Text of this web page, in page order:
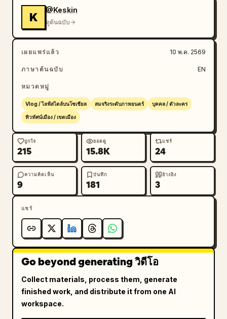
[00:03-00:05]
ฉากพีระมิดลูฟร์ กล้องเคลื่อนที่แบบไดนามิกหมุนรอบตัวเธอ
ในขณะที่เธอคว้ากล้องแล้ววิ่งไปทางพีระมิดแก้ว ตัดสลับ
อย่างรวดเร็วระหว่าง:
— หันกลับมามองแล้วยิ้ม
— ยิ้มกว้างระยะใกล้
— ช็อตแฟชั่นมุมต่ำ
— การเคลื่อนไหวแบบ Vlog ที่ถือกล้องถ่าย
เสียงกีตาร์ไฟฟ้าดังเข้มข้นขึ้น
[00:05-00:06]
มหาวิหารนอเทรอดาม เธอหันมาทางกล้องกะทันหันในขณะ
ที่ฝูงชนด้านหลังเคลื่อนไหวแบบ Time-lapse จนเบลอ เธอ
หัวเราะเสียงดังเป็นภาษาญี่ปุ่นว่า:
「ヤバい、映画みたい！！」
[00:06-00:08]
ตัดต่อภาพประตูชัยฝรั่งเศสอย่างรวดเร็ว:
— ช็อตมุมกว้างใต้ประตูชัย
— กระโดดหมุนตัวเปลี่ยนฉาก
— เดินตรงเข้ามาที่หน้าเลนส์
— ยิ้มให้กล้องระยะใกล้
— ภาพการจราจรในเมืองที่เร่งความเร็ว
K
@Keskin
ดูต้นฉบับ
เผยแพร่แล้ว 10 พ.ค. 2569
ภาษาต้นฉบับ EN
หมวดหมู่
Vlog / ไลฟ์สไตล์บนโซเชียล สมจริงระดับภาพยนตร์ บุคคล / ตัวละคร
ทิวทัศน์เมือง / เขตเมือง
ถูกใจ
215
ยอดดู
15.8K
แชร์
24
ความคิดเห็น
9
บันทึก
181
อ้างอิง
3
แชร์
Go beyond generating วิดีโอ
Collect materials, process them, generate
finished work, and distribute it from one AI
workspace.